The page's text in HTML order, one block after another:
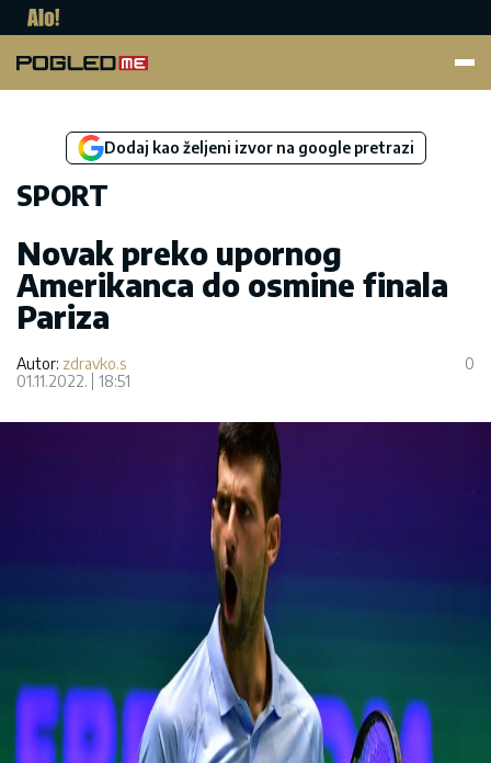
Dodaj kao željeni izvor na google pretrazi
SPORT
Novak preko upornog
Amerikanca do osmine finala
Pariza
Autor: zdravko.s
01.11.2022.
18:51
0